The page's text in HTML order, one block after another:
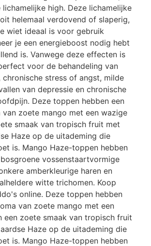
lichamelijke high. Deze lichamelijke
helemaal verdovend of slaperig,
wiet ideaal is voor gebruik
je een energieboost nodig hebt
is. Vanwege deze effecten is
voor de behandeling van
chronische stress of angst, milde
van depressie en chronische
Deze toppen hebben een
van zoete mango met een wazige
smaak van tropisch fruit met
Haze op de uitademing die
is. Mango Haze-toppen hebben
vossenstaartvormige
amberkleurige haren en
witte trichomen. Koop
online. Deze toppen hebben
van zoete mango met een
een zoete smaak van tropisch fruit
Haze op de uitademing die
is. Mango Haze-toppen hebben